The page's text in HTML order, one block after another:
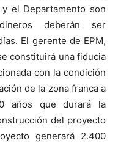
el Departamento son
deberán ser
El gerente de EPM,
constituirá una fiducia
con la condición
de la zona franca a
años que durará la
del proyecto
generará 2.400